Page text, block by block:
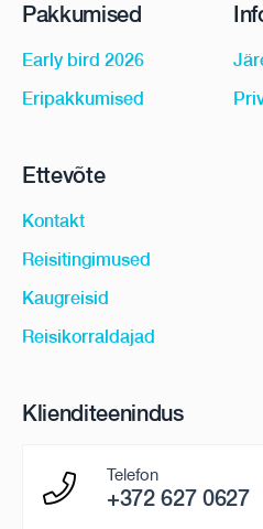
Pakkumised
Early bird 2026
Eripakkumised
Ettevõte
Kontakt
Reisitingimused
Kaugreisid
Reisikorraldajad
Klienditeenindus
Telefon
+372 627 0627